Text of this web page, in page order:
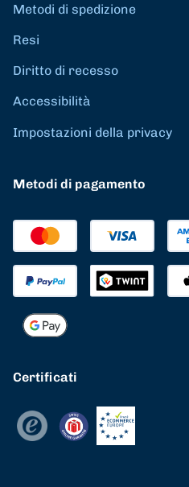
Metodi di spedizione
Resi
Diritto di recesso
Accessibilità
Impostazioni della privacy
Metodi di pagamento
Certificati